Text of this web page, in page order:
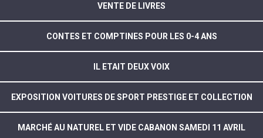
VENTE DE LIVRES
CONTES ET COMPTINES POUR LES 0-4 ANS
IL ETAIT DEUX VOIX
EXPOSITION VOITURES DE SPORT PRESTIGE ET COLLECTION
MARCHÉ AU NATUREL ET VIDE CABANON SAMEDI 11 AVRIL